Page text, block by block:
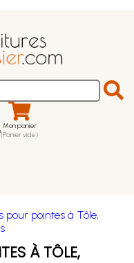
Mon panier
(Panier vide)
pour pointes à Tôle,
À TÔLE,